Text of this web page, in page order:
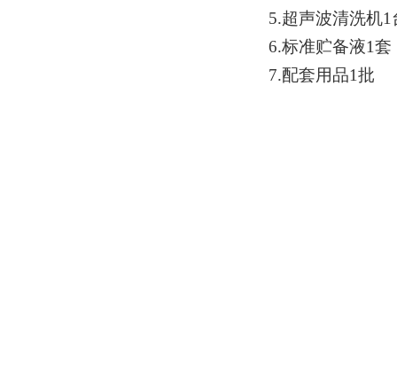
5.超声波清洗机1
6.标准贮备液1套
7.配套用品1批